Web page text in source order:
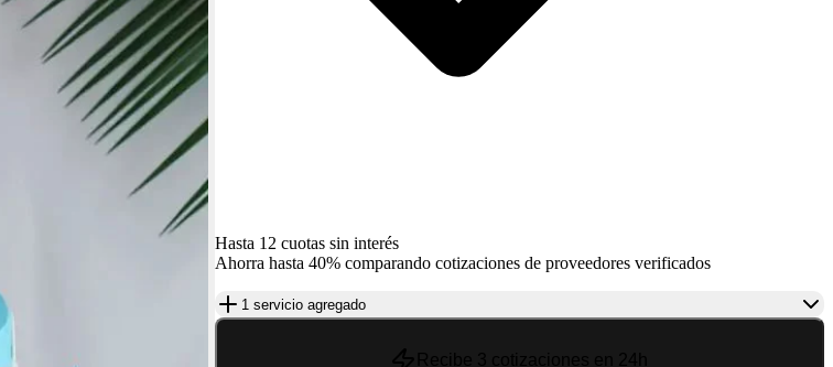
15
Hasta 12 cuotas sin interés
Ahorra hasta 40% comparando cotizaciones de proveedores verificados
1 servicio agregado